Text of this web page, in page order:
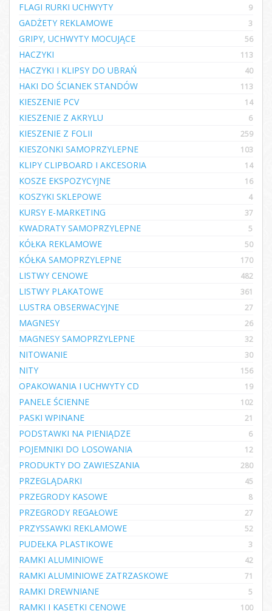
FLAGI RURKI UCHWYTY 9
GADŻETY REKLAMOWE 3
GRIPY, UCHWYTY MOCUJĄCE 56
HACZYKI 113
HACZYKI I KLIPSY DO UBRAŃ 40
HAKI DO ŚCIANEK STANDÓW 113
KIESZENIE PCV 14
KIESZENIE Z AKRYLU 6
KIESZENIE Z FOLII 259
KIESZONKI SAMOPRZYLEPNE 103
KLIPY CLIPBOARD I AKCESORIA 14
KOSZE EKSPOZYCYJNE 16
KOSZYKI SKLEPOWE 4
KURSY E-MARKETING 37
KWADRATY SAMOPRZYLEPNE 5
KÓŁKA REKLAMOWE 50
KÓŁKA SAMOPRZYLEPNE 170
LISTWY CENOWE 482
LISTWY PLAKATOWE 361
LUSTRA OBSERWACYJNE 27
MAGNESY 26
MAGNESY SAMOPRZYLEPNE 32
NITOWANIE 30
NITY 156
OPAKOWANIA I UCHWYTY CD 19
PANELE ŚCIENNE 102
PASKI WPINANE 21
PODSTAWKI NA PIENIĄDZE 6
POJEMNIKI DO LOSOWANIA 12
PRODUKTY DO ZAWIESZANIA 280
PRZEGLĄDARKI 45
PRZEGRODY KASOWE 8
PRZEGRODY REGAŁOWE 27
PRZYSSAWKI REKLAMOWE 52
PUDEŁKA PLASTIKOWE 3
RAMKI ALUMINIOWE 42
RAMKI ALUMINIOWE ZATRZASKOWE 71
RAMKI DREWNIANE 5
RAMKI I KASETKI CENOWE 100